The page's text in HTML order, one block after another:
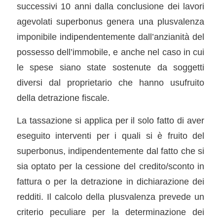
successivi 10 anni dalla conclusione dei lavori
agevolati superbonus genera una plusvalenza
imponibile indipendentemente dall’anzianità del
possesso dell’immobile, e anche nel caso in cui
le spese siano state sostenute da soggetti
diversi dal proprietario che hanno usufruito
della detrazione fiscale.
La tassazione si applica per il solo fatto di aver
eseguito interventi per i quali si è fruito del
superbonus, indipendentemente dal fatto che si
sia optato per la cessione del credito/sconto in
fattura o per la detrazione in dichiarazione dei
redditi. Il calcolo della plusvalenza prevede un
criterio peculiare per la determinazione dei